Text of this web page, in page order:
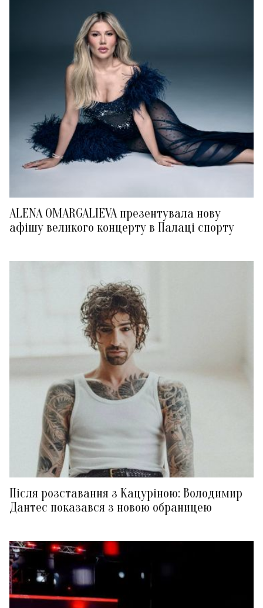
ALENA OMARGALIEVA презентувала нову
афішу великого концерту в Палаці спорту
Після розставання з Кацуріною: Володимир
Дантес показався з новою обраницею